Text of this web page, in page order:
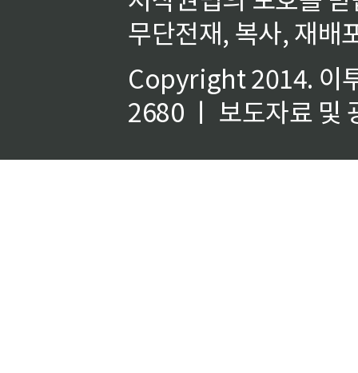
무단전재, 복사, 재배
Copyright 2014. 이
2680 ㅣ 보도자료